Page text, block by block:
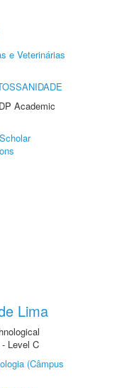
e Veterinárias
Academic
Lima
Level C
(Câmpus